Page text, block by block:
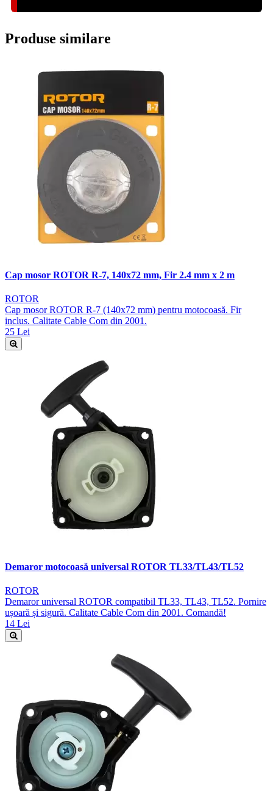
Produse similare
Cap mosor ROTOR R-7, 140x72 mm, Fir 2.4 mm x 2 m
ROTOR
Cap mosor ROTOR R-7 (140x72 mm) pentru motocoasă. Fir
inclus. Calitate Cable Com din 2001.
25 Lei
Demaror motocoasă universal ROTOR TL33/TL43/TL52
ROTOR
Demaror universal ROTOR compatibil TL33, TL43, TL52. Pornire
ușoară și sigură. Calitate Cable Com din 2001. Comandă!
14 Lei